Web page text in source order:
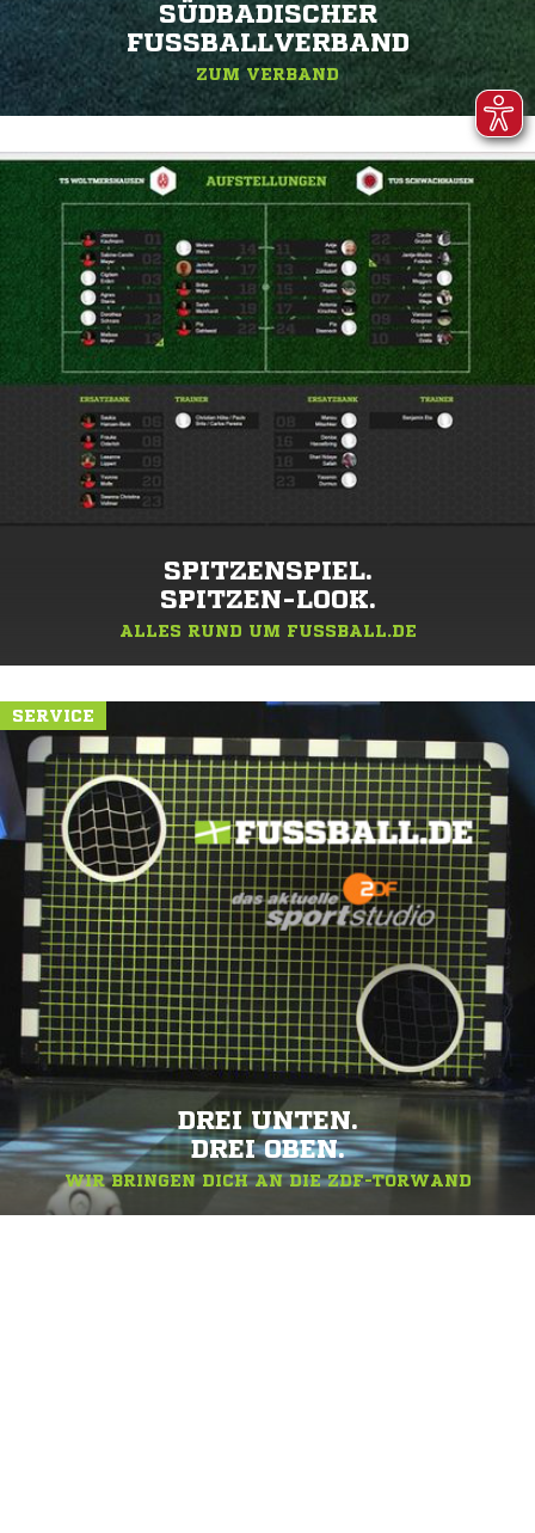
SÜDBADISCHER
FUSSBALLVERBAND
ZUM VERBAND
SPITZENSPIEL.
SPITZEN-LOOK.
ALLES RUND UM FUSSBALL.DE
SERVICE
DREI UNTEN.
DREI OBEN.
WIR BRINGEN DICH AN DIE ZDF-TORWAND